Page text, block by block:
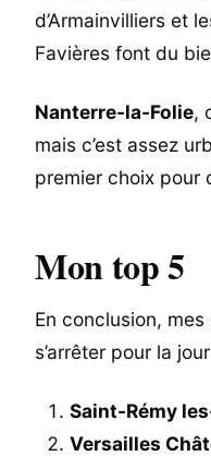
d’Armainvilliers et
Favières font du
Nanterre-la-Folie,
mais c’est assez
premier choix pour
Mon top 5
En conclusion,
s’arrêter pour la
Saint-Rémy
Versailles